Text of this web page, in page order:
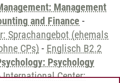
Management
and Finance -
Sprachangebot (ehemals
CPs) - Englisch B2.2
Psychology
International Center: